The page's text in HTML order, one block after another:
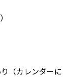
（カレンダーに